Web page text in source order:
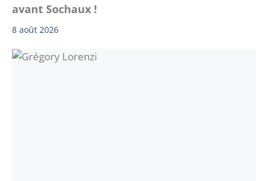
avant Sochaux !
8 août 2026